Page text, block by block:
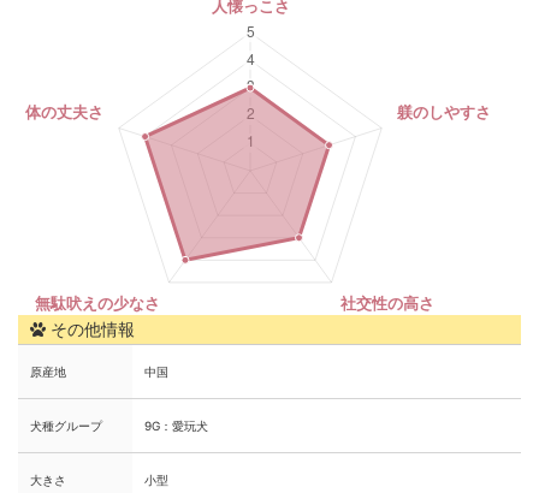
その他情報
原産地 中国
犬種グループ 9G：愛玩犬
大きさ 小型